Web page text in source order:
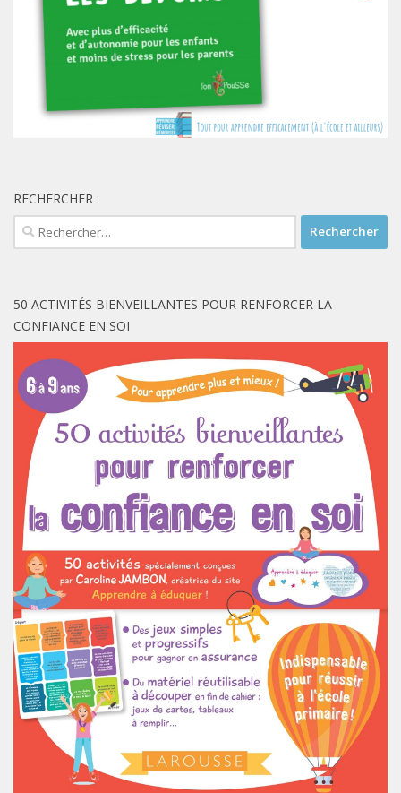
RECHERCHER :
Rechercher :
50 ACTIVITÉS BIENVEILLANTES POUR RENFORCER LA
CONFIANCE EN SOI